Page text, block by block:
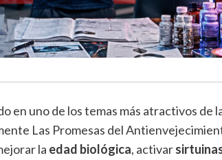
en uno de los temas más atractivos de
Las Promesas del
la edad biológica, activar